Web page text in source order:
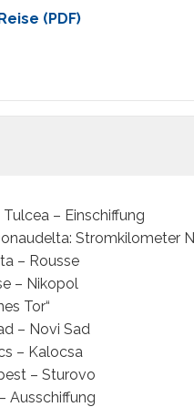
(PDF)
Tulcea – Einschiffung
Stromkilometer
– Rousse
– Nikopol
Tor“
– Novi Sad
– Kalocsa
– Sturovo
Ausschiffung